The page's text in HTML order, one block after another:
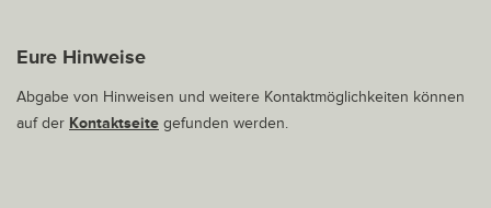
Eure Hinweise
Abgabe von Hinweisen und weitere Kontaktmöglichkeiten können
auf der Kontaktseite gefunden werden.